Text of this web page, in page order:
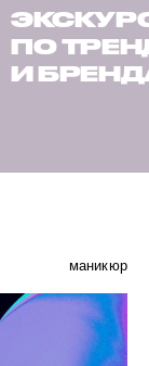
ПО
И
маникюр